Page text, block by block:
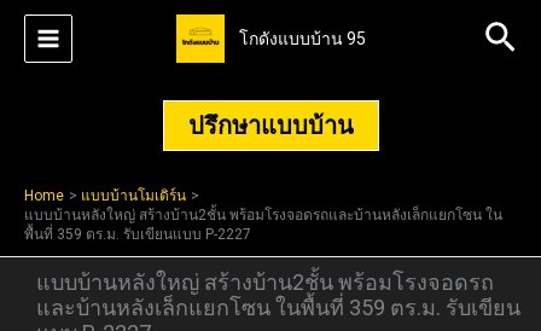
Skip
content
โกดังแบบบ้าน 95
ปรึกษาแบบบ้าน
Home
แบบบ้านโมเดิร์น
แบบบ้านหลังใหญ่ สร้างบ้าน2ชั้น พร้อมโรงจอดรถและบ้านหลังเล็กแยกโซน ใน
พื้นที่ 359 ตร.ม. รับเขียนแบบ P-2227
แบบบ้านหลังใหญ่ สร้างบ้าน2ชั้น พร้อมโรงจอดรถ
และบ้านหลังเล็กแยกโซน ในพื้นที่ 359 ตร.ม. รับเขียน